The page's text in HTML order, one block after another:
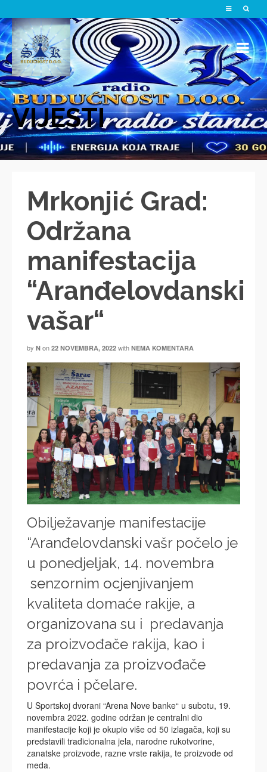
VIJESTI
Mrkonjić Grad:
Održana
manifestacija
“Aranđelovdanski
vašar“
by N on 22 NOVEMBRA, 2022 with NEMA KOMENTARA
Obilježavanje manifestacije
“Aranđelovdanski vašr počelo je
u ponedjeljak, 14. novembra
senzornim ocjenjivanjem
kvaliteta domaće rakije, a
organizovana su i predavanja
za proizvođače rakija, kao i
predavanja za proizvođače
povrća i pčelare.
U Sportskoj dvorani “Arena Nove banke“ u subotu, 19.
novembra 2022. godine održan je centralni dio
manifestacije koji je okupio više od 50 izlagača, koji su
predstavili tradicionalna jela, narodne rukotvorine,
zanatske proizvode, razne vrste rakija, te proizvode od
meda.